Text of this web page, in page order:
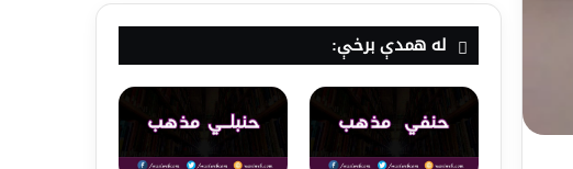
له همدې برخې: